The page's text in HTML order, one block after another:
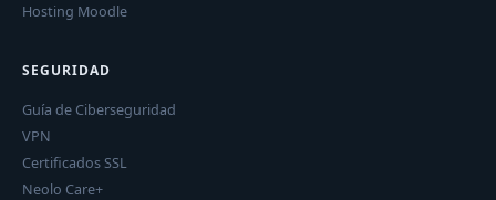
Hosting Moodle
SEGURIDAD
Guía de Ciberseguridad
VPN
Certificados SSL
Neolo Care+